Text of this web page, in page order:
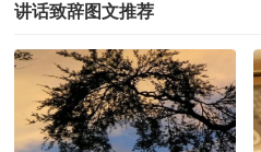
讲话致辞图文推荐